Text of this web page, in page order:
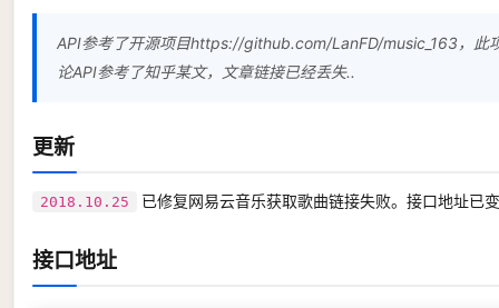
API参考了开源项目https://github.com/LanFD/music_163，此
论API参考了知乎某文，文章链接已经丢失..
更新
2018.10.25 已修复网易云音乐获取歌曲链接失败。接口地址已
接口地址